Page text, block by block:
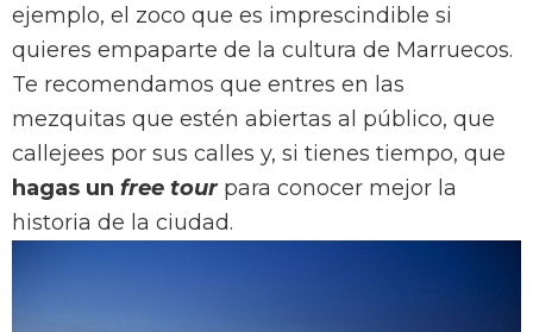
ejemplo, el zoco que es imprescindible si
quieres empaparte de la cultura de Marruecos.
Te recomendamos que entres en las
mezquitas que estén abiertas al público, que
callejees por sus calles y, si tienes tiempo, que
hagas un free tourpara conocer mejor la
historia de la ciudad.